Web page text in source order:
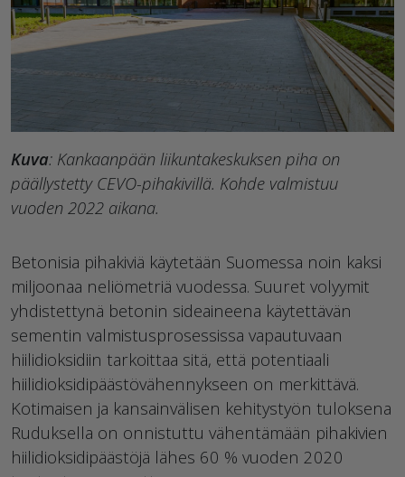
Kuva: Kankaanpään liikuntakeskuksen piha on
päällystetty CEVO-pihakivillä. Kohde valmistuu
vuoden 2022 aikana.
Betonisia pihakiviä käytetään Suomessa noin kaksi
miljoonaa neliömetriä vuodessa. Suuret volyymit
yhdistettynä betonin sideaineena käytettävän
sementin valmistusprosessissa vapautuvaan
hiilidioksidiin tarkoittaa sitä, että potentiaali
hiilidioksidipäästövähennykseen on merkittävä.
Kotimaisen ja kansainvälisen kehitystyön tuloksena
Ruduksella on onnistuttu vähentämään pihakivien
hiilidioksidipäästöjä lähes 60 % vuoden 2020